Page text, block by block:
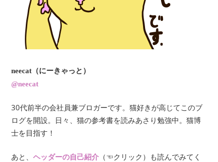
neecat（にーきゃっと）
@neecat
30代前半の会社員兼ブロガーです。猫好きが高じてこのブ
ログを開設。日々、猫の参考書を読みあさり勉強中。猫博
士を目指す！
あと、 ヘッダーの自己紹介（☜クリック）も読んでみてく